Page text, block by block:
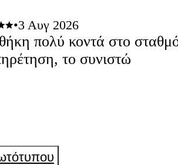
•3 Αυγ 2026
πολύ κοντά στο
το συνιστώ